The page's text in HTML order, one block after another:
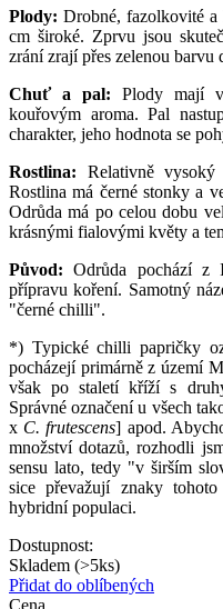
Plody: Drobné, fazolkovité
cm široké. Zprvu jsou
zrání zrají přes zelenou barvu
Chuť a pal: Plody mají
kouřovým aroma. Pal
charakter, jeho hodnota se
Rostlina: Relativně
Rostlina má černé stonky a
Odrůda má po celou dobu
krásnými fialovými květy a
Původ:Odrůda pochází z
přípravu koření. Samotný
"černé chilli".
*) Typické chilli papričky
pocházejí primárně z území
však po staletí kříží s
Správné označení u všech
x C. frutescens] apod.
množství dotazů, rozhodli
sensu lato, tedy "v širším
sice převažují znaky
hybridní populaci.
Dostupnost:
Skladem (>5ks)
Přidat do oblíbených
Cena